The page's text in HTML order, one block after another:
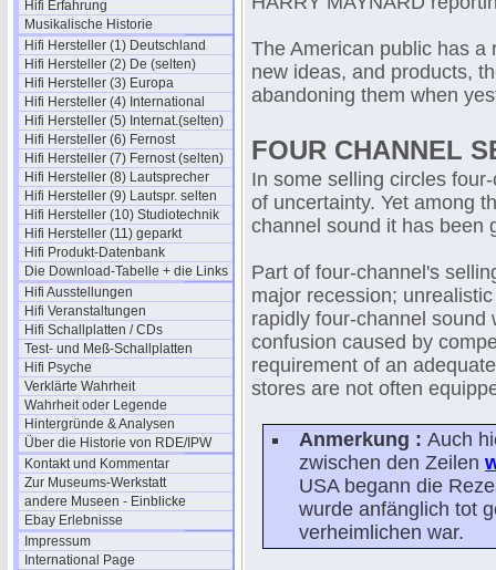
Hifi Erfahrung
Musikalische Historie
Hifi Hersteller (1) Deutschland
Hifi Hersteller (2) De (selten)
Hifi Hersteller (3) Europa
Hifi Hersteller (4) International
Hifi Hersteller (5) Internat.(selten)
Hifi Hersteller (6) Fernost
Hifi Hersteller (7) Fernost (selten)
Hifi Hersteller (8) Lautsprecher
Hifi Hersteller (9) Lautspr. selten
Hifi Hersteller (10) Studiotechnik
Hifi Hersteller (11) geparkt
Hifi Produkt-Datenbank
Die Download-Tabelle + die Links
Hifi Ausstellungen
Hifi Veranstaltungen
Hifi Schallplatten / CDs
Test- und Meß-Schallplatten
Hifi Psyche
Verklärte Wahrheit
Wahrheit oder Legende
Hintergründe & Analysen
Über die Historie von RDE/IPW
Kontakt und Kommentar
Zur Museums-Werkstatt
andere Museen - Einblicke
Ebay Erlebnisse
Impressum
International Page
The American public has a
new ideas, and products,
abandoning them when
FOUR CHANNEL
In some selling circles
of uncertainty. Yet among
channel sound it has been
Part of four-channel's
major recession;
rapidly four-channel sound
confusion caused by
requirement of an
stores are not often
Anmerkung : Auch
zwischen den Zeilen
USA begann die
wurde anfänglich tot
verheimlichen war.